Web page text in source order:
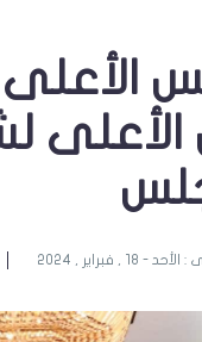
18 , فبراير , 2024